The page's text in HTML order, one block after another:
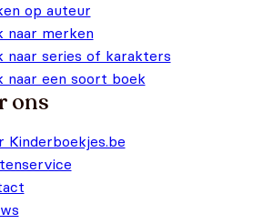
op auteur
naar merken
naar series of karakters
naar een soort boek
ons
Kinderboekjes.be